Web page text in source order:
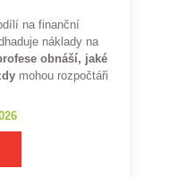
na finanční
náklady na
obnáší, jaké
mohou rozpočtáři